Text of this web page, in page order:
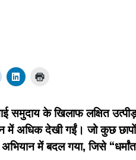
Click
share
Reddit
Click
to
LinkedIn
(Opens
in
new
window)
in
new
window)
समुदाय के खिलाफ लक्षित
में अधिक देखी गईं। जो कुछ
में बदल गया, जिसे